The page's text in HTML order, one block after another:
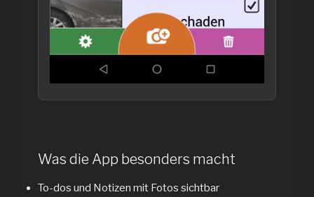
Was die App besonders macht
To-dos und Notizen mit Fotos sichtbar